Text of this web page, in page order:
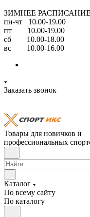
ЗИМНЕЕ РАСПИСАНИЕ
пн-чт 10.00-19.00
пт 10.00-19.00
сб 10.00-18.00
вс 10.00-16.00
Заказать звонок
Товары для новичков и
профессиональных
Каталог
По всему сайту
По каталогу